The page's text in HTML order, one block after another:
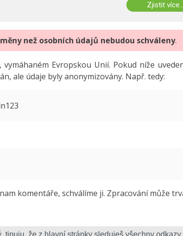
Zjistit více...
než osobních údajů nebudou schváleny.
Evropskou Unií. Pokud níže
ale údaje byly anonymizovány. Např. tedy:
komentáře, schválíme ji. Zpracování může